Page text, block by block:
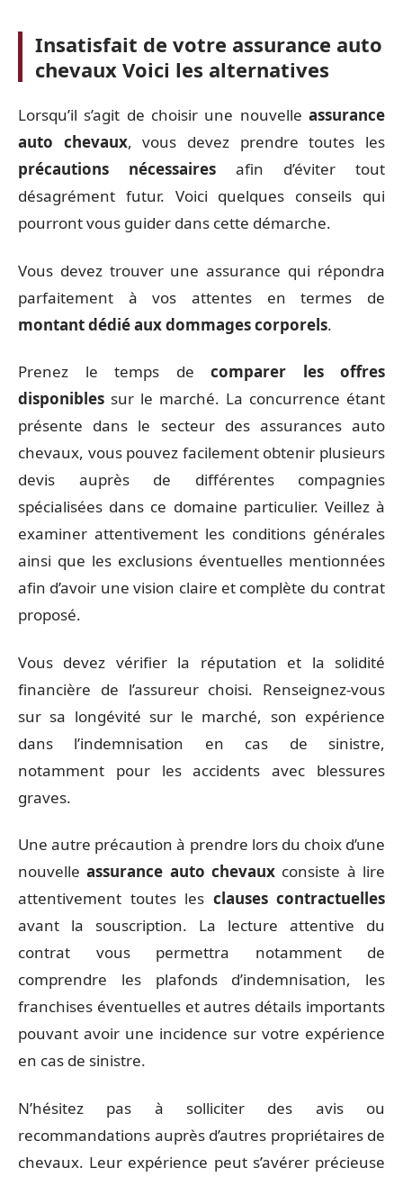
Insatisfait de votre assurance auto
chevaux Voici les alternatives
Lorsqu’il s’agit de choisir une nouvelle assurance
auto chevaux, vous devez prendre toutes les
précautions nécessaires afin d’éviter tout
désagrément futur. Voici quelques conseils qui
pourront vous guider dans cette démarche.
Vous devez trouver une assurance qui répondra
parfaitement à vos attentes en termes de
montant dédié aux dommages corporels.
Prenez le temps de comparer les offres
disponibles sur le marché. La concurrence étant
présente dans le secteur des assurances auto
chevaux, vous pouvez facilement obtenir plusieurs
devis auprès de différentes compagnies
spécialisées dans ce domaine particulier. Veillez à
examiner attentivement les conditions générales
ainsi que les exclusions éventuelles mentionnées
afin d’avoir une vision claire et complète du contrat
proposé.
Vous devez vérifier la réputation et la solidité
financière de l’assureur choisi. Renseignez-vous
sur sa longévité sur le marché, son expérience
dans l’indemnisation en cas de sinistre,
notamment pour les accidents avec blessures
graves.
Une autre précaution à prendre lors du choix d’une
nouvelleassurance auto chevaux consiste à lire
attentivement toutes les clauses contractuelles
avant la souscription. La lecture attentive du
contrat vous permettra notamment de
comprendre les plafonds d’indemnisation, les
franchises éventuelles et autres détails importants
pouvant avoir une incidence sur votre expérience
en cas de sinistre.
N’hésitez pas à solliciter des avis ou
recommandations auprès d’autres propriétaires de
chevaux. Leur expérience peut s’avérer précieuse